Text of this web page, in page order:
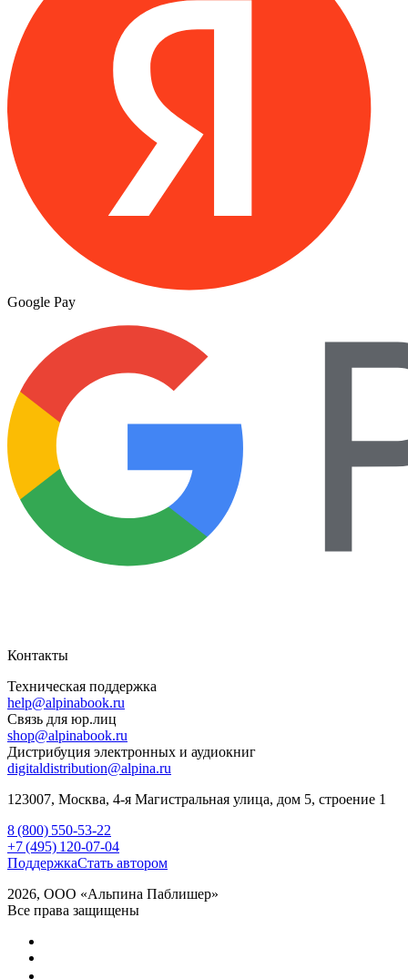
Google Pay
Контакты
Техническая поддержка
help@alpinabook.ru
Связь для юр.лиц
shop@alpinabook.ru
Дистрибуция электронных и аудиокниг
digitaldistribution@alpina.ru
123007, Москва, 4-я Магистральная улица, дом 5, строение 1
8 (800) 550-53-22
+7 (495) 120-07-04
ПоддержкаСтать автором
2026, ООО «Альпина Паблишер»
Все права защищены